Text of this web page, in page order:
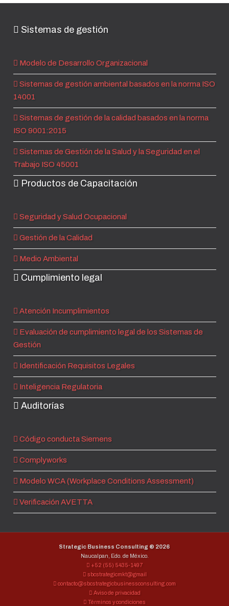
Sistemas de gestión
Modelo de Desarrollo Organizacional
Sistemas de gestión ambiental basados en la norma ISO
14001
Sistemas de gestión de la calidad basados en la norma
ISO 9001:2015
Sistemas de Gestión de la Salud y la Seguridad en el
Trabajo ISO 45001
Productos de Capacitación
Seguridad y Salud Ocupacional
Gestión de la Calidad
Medio Ambiental
Cumplimiento legal
Atención Incumplimientos
Evaluación de cumplimiento legal de los Sistemas de
Gestión
Identificación Requisitos Legales
Inteligencia Regulatoria
Auditorías
Código conducta Siemens
Complyworks
Modelo WCA (Workplace Conditions Assessment)
Verificación AVETTA
Strategic Business Consulting ® 2026
Naucalpan, Edo. de México.
+52 (55) 5435-1497
sbcstrategicmkt@gmail
contacto@sbcstrategicbusinessconsulting.com
Aviso de privacidad
Términos y condiciones